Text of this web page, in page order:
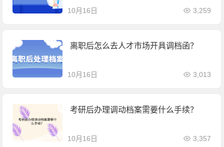
10月16日 3,259
离职后怎么去人才市场开具调档函？
10月16日 3,013
考研后办理调动档案需要什么手续？
10月16日 3,357